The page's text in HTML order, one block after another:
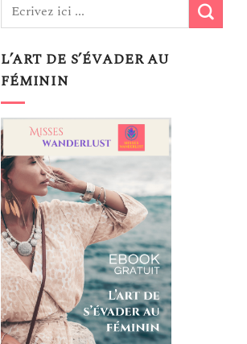
L’ART DE S’ÉVADER AU
FÉMININ